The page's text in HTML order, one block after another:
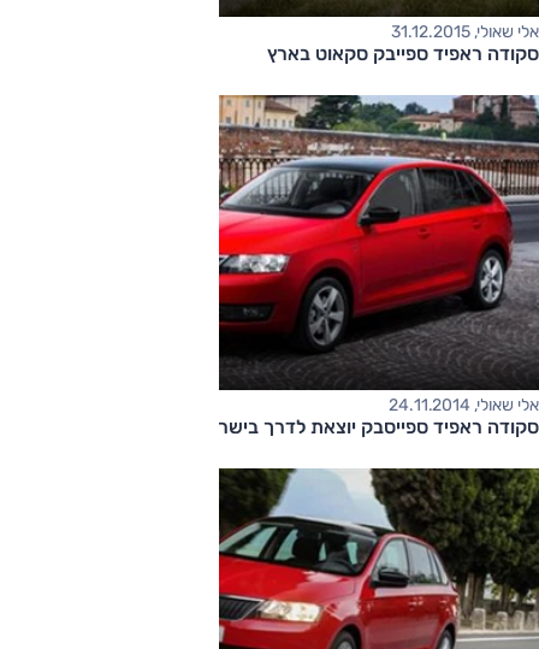
אלי שאולי, 31.12.2015
סקודה ראפיד ספייבק סקאוט בארץ
אלי שאולי, 24.11.2014
סקודה ראפיד ספייסבק יוצאת לדרך בישראל